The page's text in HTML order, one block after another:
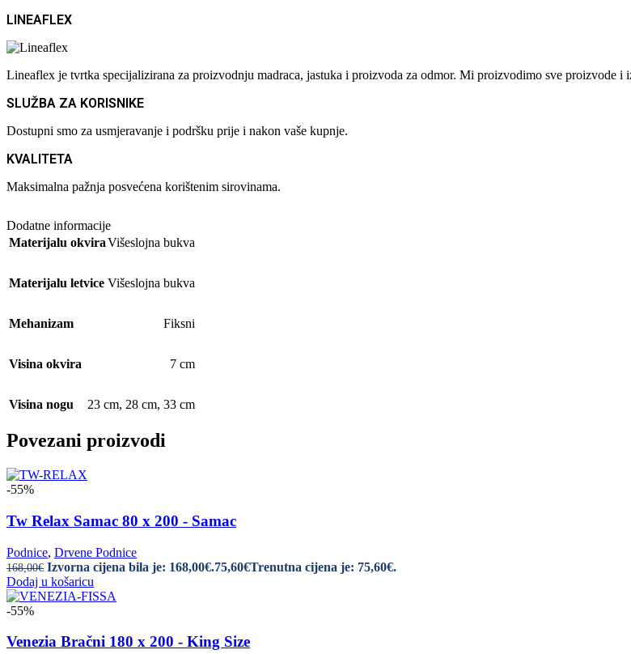
LINEAFLEX
Lineaflex je tvrtka specijalizirana za proizvodnju madraca, jastuka i proizvoda za odmor. Mi proizvodimo sve proizvode
SLUŽBA ZA KORISNIKE
Dostupni smo za usmjeravanje i podršku prije i nakon vaše kupnje.
KVALITETA
Maksimalna pažnja posvećena korištenim sirovinama.
Dodatne informacije
Materijalu okviraVišeslojna bukva
Materijalu letvice Višeslojna bukva
Mehanizam Fiksni
Visina okvira 7 cm
Visina nogu 23 cm, 28 cm, 33 cm
Povezani proizvodi
-55%
Tw Relax Samac 80 x 200 - Samac
Podnice, Drvene Podnice
168,00€ Izvorna cijena bila je: 168,00€.75,60€Trenutna cijena je: 75,60€.
Dodaj u košaricu
-55%
Venezia Bračni 180 x 200 - King Size